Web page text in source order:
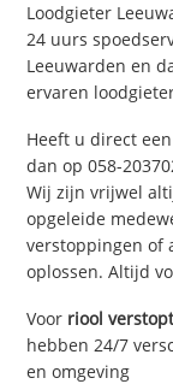
Loodgieter
24 uurs
Leeuwarden en
ervaren
Heeft u direct
dan op 058-
Wij zijn vrijwel
opgeleide
verstoppingen of
oplossen. Altijd
Voor riool
hebben 24/7
en omgeving